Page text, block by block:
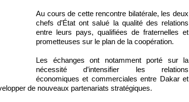
Au cours de cette rencontre bilatérale, les deux
chefs d’État ont salué la qualité des relations
entre leurs pays, qualifiées de fraternelles et
prometteuses sur le plan de la coopération.
Les échanges ont notamment porté sur la
nécessité d’intensifier les relations
économiques et commerciales entre Dakar et
de nouveaux partenariats stratégiques.